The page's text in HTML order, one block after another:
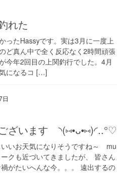
れた
ったHassyです。実は3月に一度上
ど真ん中で全く反応なく2時間頑張
今年2回目の上関釣行でした。4月
になるコ […]
日
ざいます ◝(⑅•ᴗ•⑅)◜..°♡
いお天気になりそうですね～ mu
クも近づいてきましたが、 皆さん
がたいへんな今。。。 遠出するの